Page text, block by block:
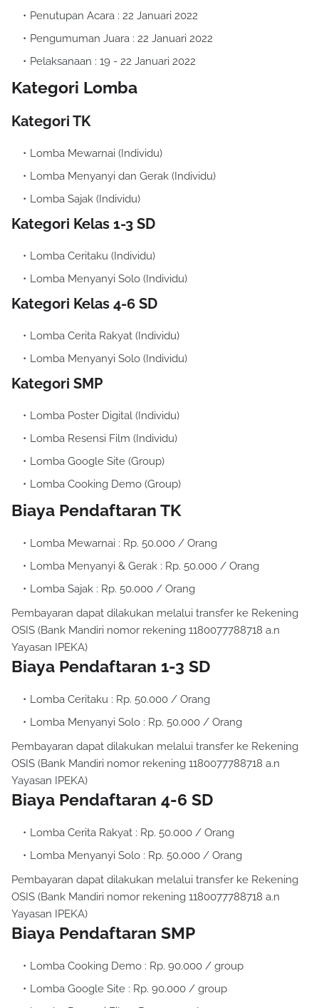
Penutupan Acara : 22 Januari 2022
Pengumuman Juara : 22 Januari 2022
Pelaksanaan : 19 - 22 Januari 2022
Kategori Lomba
Kategori TK
Lomba Mewarnai (Individu)
Lomba Menyanyi dan Gerak (Individu)
Lomba Sajak (Individu)
Kategori Kelas 1-3 SD
Lomba Ceritaku (Individu)
Lomba Menyanyi Solo (Individu)
Kategori Kelas 4-6 SD
Lomba Cerita Rakyat (Individu)
Lomba Menyanyi Solo (Individu)
Kategori SMP
Lomba Poster Digital (Individu)
Lomba Resensi Film (Individu)
Lomba Google Site (Group)
Lomba Cooking Demo (Group)
Biaya Pendaftaran TK
Lomba Mewarnai : Rp. 50.000 / Orang
Lomba Menyanyi & Gerak : Rp. 50.000 / Orang
Lomba Sajak : Rp. 50.000 / Orang
Pembayaran dapat dilakukan melalui transfer ke Rekening
OSIS (Bank Mandiri nomor rekening 1180077788718 a.n
Yayasan IPEKA)
Biaya Pendaftaran 1-3 SD
Lomba Ceritaku : Rp. 50.000 / Orang
Lomba Menyanyi Solo : Rp. 50.000 / Orang
Pembayaran dapat dilakukan melalui transfer ke Rekening
OSIS (Bank Mandiri nomor rekening 1180077788718 a.n
Yayasan IPEKA)
Biaya Pendaftaran 4-6 SD
Lomba Cerita Rakyat : Rp. 50.000 / Orang
Lomba Menyanyi Solo : Rp. 50.000 / Orang
Pembayaran dapat dilakukan melalui transfer ke Rekening
OSIS (Bank Mandiri nomor rekening 1180077788718 a.n
Yayasan IPEKA)
Biaya Pendaftaran SMP
Lomba Cooking Demo : Rp. 90.000 / group
Lomba Google Site : Rp. 90.000 / group